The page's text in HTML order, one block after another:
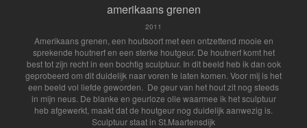
amerikaans grenen
2011
Amerikaans grenen, een houtsoort met een ontzettend mooie en
sprekende houtnerf en een sterke houtgeur. De houtnerf komt het
best tot zijn recht in een bochtig sculptuur. In dit beeld heb ik dan ook
geprobeerd om dit duidelijk naar voren te laten komen. Voor mij is het
een beeld vol liefde geworden. De geur van het hout zit nog steeds
in mijn neus. De blanke en geurloze olie waarmee ik het sculptuur
heb afgewerkt, maakt dat de houtgeur nog duidelijk aanwezig is.
Sculptuur staat in St.Maartensdijk